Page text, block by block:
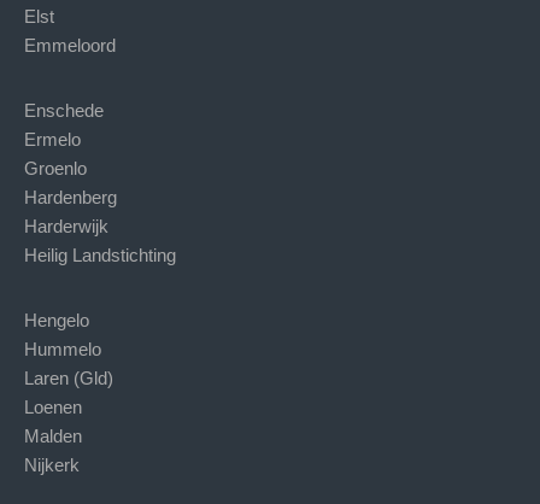
Elst
Emmeloord
Enschede
Ermelo
Groenlo
Hardenberg
Harderwijk
Heilig Landstichting
Hengelo
Hummelo
Laren (Gld)
Loenen
Malden
Nijkerk